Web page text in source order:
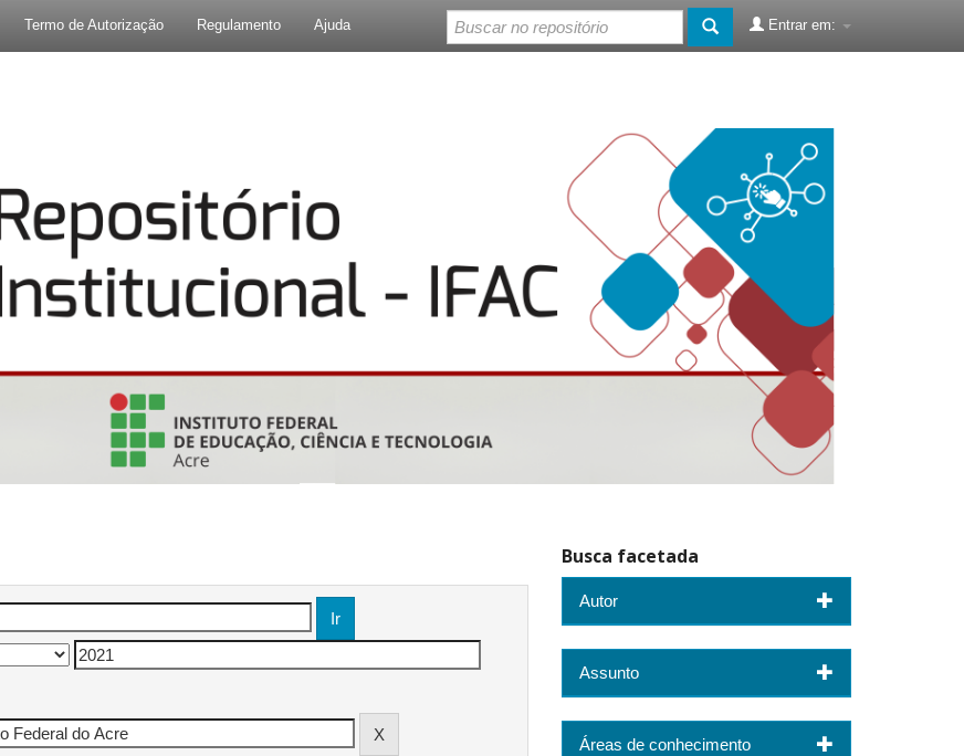
Termo de Autorização Regulamento Ajuda Entrar em:
Busca facetada
Autor
Assunto
Áreas de conhecimento